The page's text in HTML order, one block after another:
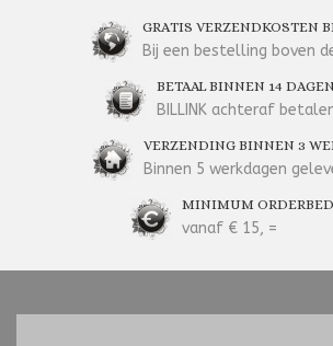
GRATIS VERZENDKOSTEN
Bij een bestelling boven
BETAAL BINNEN 14 DAGEN
BILLINK achteraf
VERZENDING BINNEN 3
Binnen 5 werkdagen
MINIMUM
vanaf € 15, =